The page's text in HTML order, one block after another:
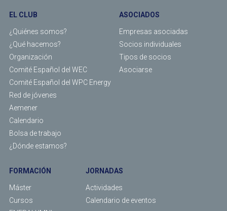
EL CLUB
¿Quiénes somos?
¿Qué hacemos?
Organización
Comité Español del WEC
Comité Español del WPC Energy
Red de jóvenes
Aemener
Calendario
Bolsa de trabajo
¿Dónde estamos?
ASOCIADOS
Empresas asociadas
Socios individuales
Tipos de socios
Asociarse
FORMACIÓN
Máster
Cursos
JORNADAS
Actividades
Calendario de eventos